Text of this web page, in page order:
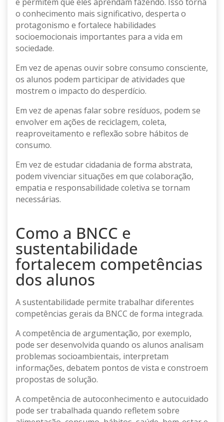
o conhecimento mais significativo, desperta o
protagonismo e fortalece habilidades
socioemocionais importantes para a vida em
sociedade.
Em vez de apenas ouvir sobre consumo consciente,
os alunos podem participar de atividades que
mostrem o impacto do desperdício.
Em vez de apenas falar sobre resíduos, podem se
envolver em ações de reciclagem, coleta,
reaproveitamento e reflexão sobre hábitos de
consumo.
Em vez de estudar cidadania de forma abstrata,
podem vivenciar situações em que colaboração,
empatia e responsabilidade coletiva se tornam
necessárias.
Como a BNCC e
sustentabilidade
fortalecem competências
dos alunos
A sustentabilidade permite trabalhar diferentes
competências gerais da BNCC de forma integrada.
A competência de argumentação, por exemplo,
pode ser desenvolvida quando os alunos analisam
problemas socioambientais, interpretam
informações, debatem pontos de vista e constroem
propostas de solução.
A competência de autoconhecimento e autocuidado
pode ser trabalhada quando refletem sobre